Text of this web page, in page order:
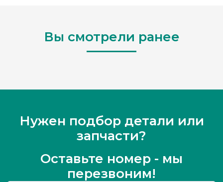
Вы смотрели ранее
Нужен подбор детали или
запчасти?
Оставьте номер - мы
перезвоним!